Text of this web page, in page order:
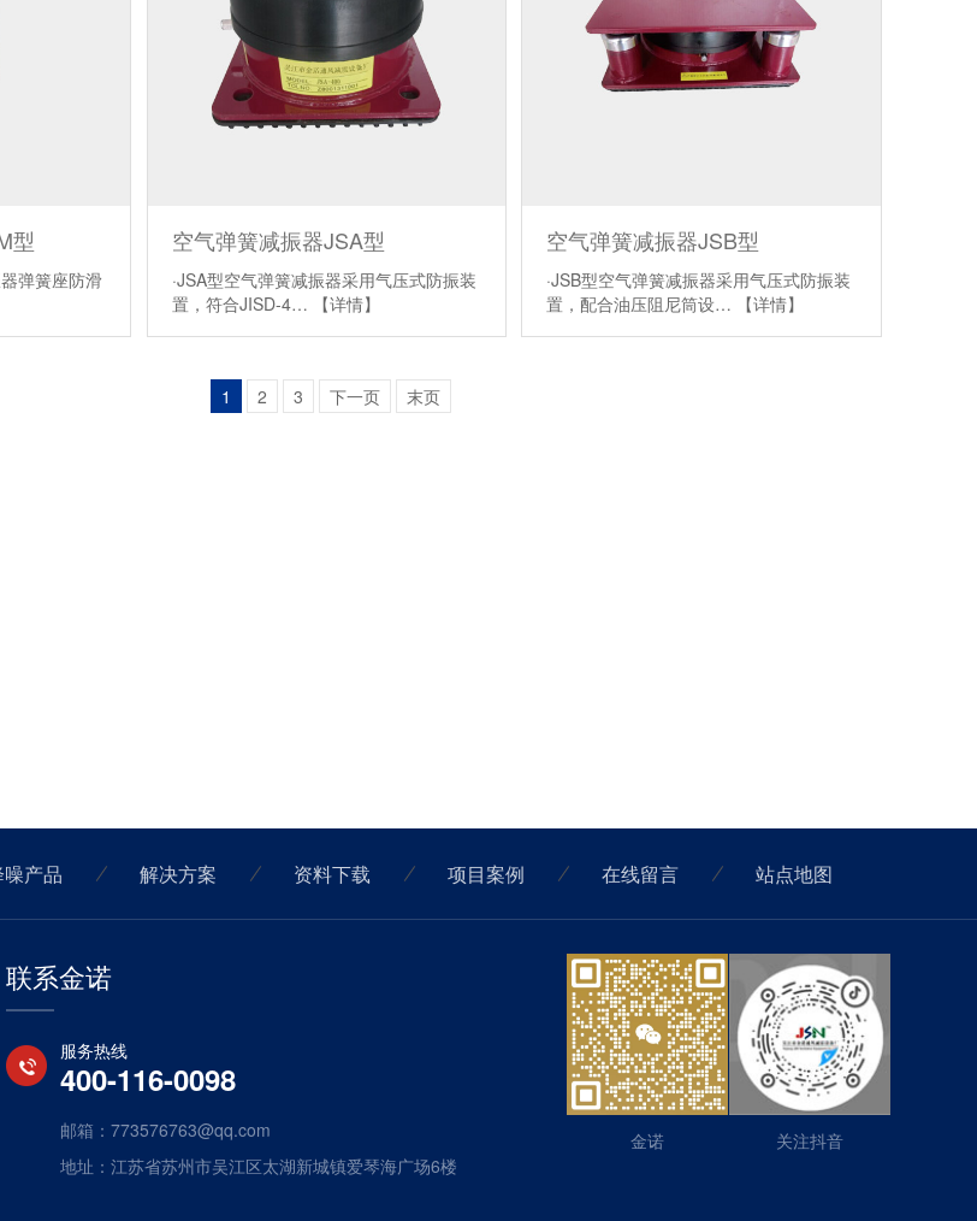
型
弹簧座防滑
空气弹簧减振器JSA型
·JSA型空气弹簧减振器采用气压式防振装
置，符合JISD-4…
【详情】
空气弹簧减振器JSB型
·JSB型空气弹簧减振器采用气压式防振装
置，配合油压阻尼筒设…
【详情】
1 2 3 下一页 末页
产品 解决方案 资料下载 项目案例 在线留言 站点地图
联系金诺
服务热线
400-116-0098
邮箱：773576763@qq.com
地址：江苏省苏州市吴江区太湖新城镇爱琴海广场6楼
金诺 关注抖音